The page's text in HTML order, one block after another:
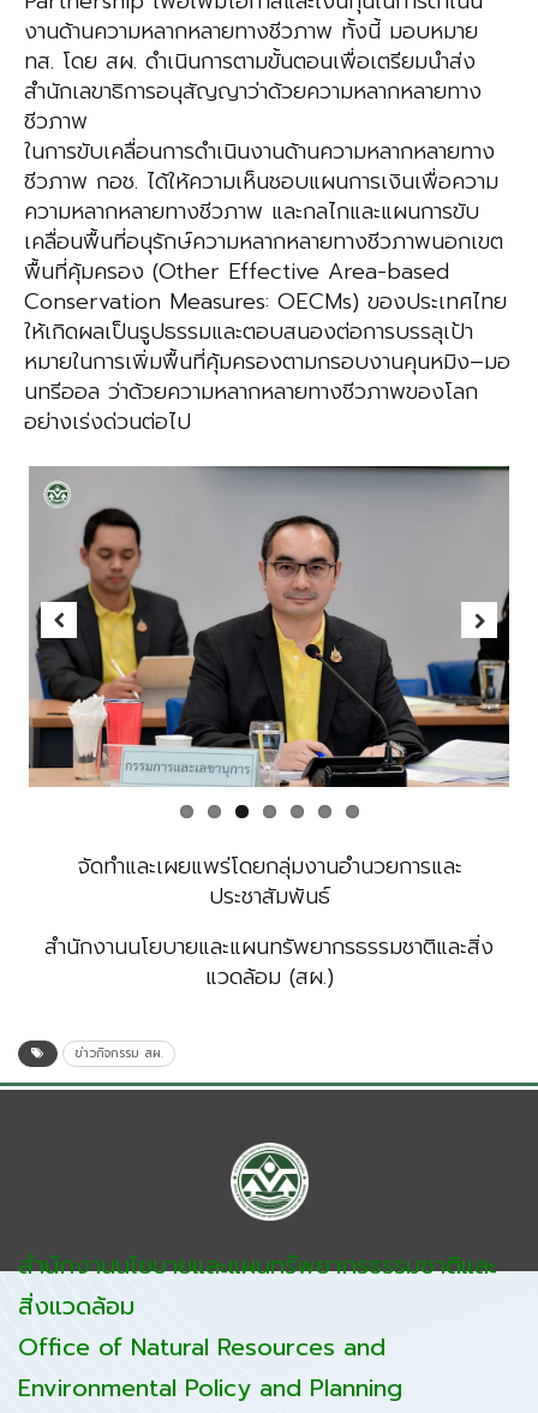
งานด้านความหลากหลายทางชีวภาพ ทั้งนี้ มอบหมาย
ทส. โดย สผ. ดำเนินการตามขั้นตอนเพื่อเตรียมนำส่ง
สำนักเลขาธิการอนุสัญญาว่าด้วยความหลากหลายทาง
ชีวภาพ
ในการขับเคลื่อนการดำเนินงานด้านความหลากหลายทาง
ชีวภาพ กอช. ได้ให้ความเห็นชอบแผนการเงินเพื่อความ
ความหลากหลายทางชีวภาพ และกลไกและแผนการขับ
เคลื่อนพื้นที่อนุรักษ์ความหลากหลายทางชีวภาพนอกเขต
พื้นที่คุ้มครอง (Other Effective Area-based
Conservation Measures: OECMs) ของประเทศไทย
ให้เกิดผลเป็นรูปธรรมและตอบสนองต่อการบรรลุเป้า
หมายในการเพิ่มพื้นที่คุ้มครองตามกรอบงานคุนหมิง–มอ
นทรีออล ว่าด้วยความหลากหลายทางชีวภาพของโลก
อย่างเร่งด่วนต่อไป
Previous Next
จัดทำและเผยแพร่โดยกลุ่มงานอำนวยการและ
ประชาสัมพันธ์
สำนักงานนโยบายและแผนทรัพยากรธรรมชาติและสิ่ง
แวดล้อม (สผ.)
ข่าวกิจกรรม สผ.
สำนักงานนโยบายและแผนทรัพยากรธรรมชาติและ
สิ่งแวดล้อม
Office of Natural Resources and
Environmental Policy and Planning